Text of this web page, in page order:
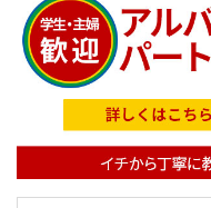
ゲ
ー
シ
ン